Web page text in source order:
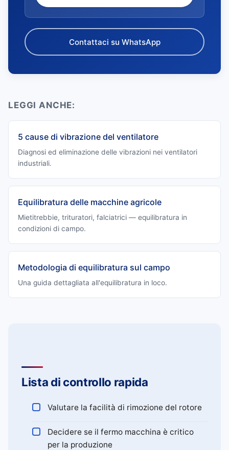
Contattaci su WhatsApp
LEGGI ANCHE:
5 cause di vibrazione del ventilatore
Diagnosi ed eliminazione delle vibrazioni nei ventilatori
industriali.
Equilibratura delle macchine agricole
Mietitrebbie, trituratori, falciatrici — equilibratura in
condizioni di campo.
Metodologia di equilibratura sul campo
Una guida dettagliata all'equilibratura in loco.
Lista di controllo rapida
Valutare la facilità di rimozione del rotore
Decidere se il fermo macchina è critico
per la produzione